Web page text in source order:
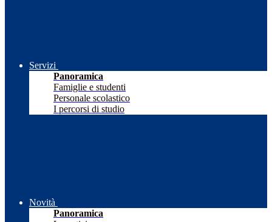
Servizi
Panoramica
Famiglie e studenti
Personale scolastico
I percorsi di studio
Novità
Panoramica